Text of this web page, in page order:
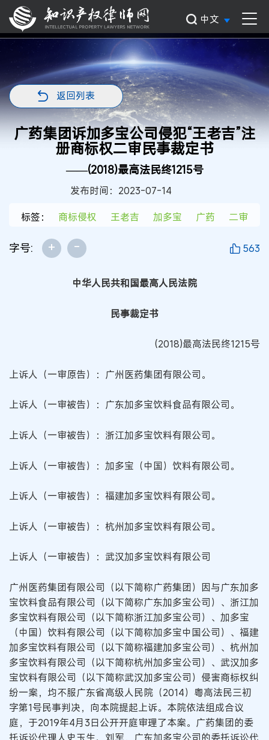
中文
返回列表
广药集团诉加多宝公司侵犯“王老吉”注
册商标权二审民事裁定书
——(2018)最高法民终1215号
发布时间：2023-07-14
标签：
商标侵权 王老吉 加多宝 广药 二审
字号: + - 563
中华人民共和国最高人民法院
民事裁定书
(2018)最高法民终1215号
上诉人（一审原告）：广州医药集团有限公司。
上诉人（一审被告）：广东加多宝饮料食品有限公司。
上诉人（一审被告）：浙江加多宝饮料有限公司。
上诉人（一审被告）：加多宝（中国）饮料有限公司。
上诉人（一审被告）：福建加多宝饮料有限公司。
上诉人（一审被告）：杭州加多宝饮料有限公司。
上诉人（一审被告）：武汉加多宝饮料有限公司
广州医药集团有限公司（以下简称广药集团）因与广东加多
宝饮料食品有限公司（以下简称广东加多宝公司）、浙江加
多宝饮料有限公司（以下简称浙江加多宝公司）、加多宝
（中国）饮料有限公司（以下简称加多宝中国公司）、福建
加多宝饮料有限公司（以下简称福建加多宝公司）、杭州加
多宝饮料有限公司（以下简称杭州加多宝公司）、武汉加多
宝饮料有限公司（以下简称武汉加多宝公司）侵害商标权纠
纷一案，均不服广东省高级人民院（2014）粤高法民三初
字第1号民事判决，向本院提起上诉。本院依法组成合议
庭，于2019年4月3日公开开庭审理了本案。广药集团的委